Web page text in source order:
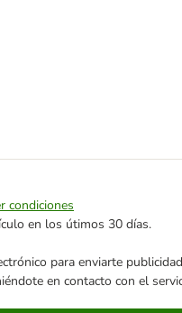
condiciones
en los útimos 30 días.
para enviarte
en contacto con el